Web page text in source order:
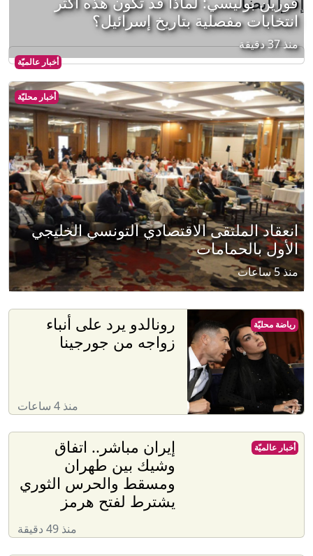
أخبار عالميّة
انتخابات مفصلية بتاريخ إسرائيل؟
منذ 37 دقيقة
أخبار محليّة
انعقاد الملتقى الاقتصادي التونسي الخليجي
الأول بالحمامات
منذ 5 ساعات
رونالدو يرد على أنباء
زواجه من جورجينا
منذ 4 ساعات
رياضة محليّة
إيران مباشر.. اتفاق
وشيك بين طهران
ومسقط والحرس الثوري
يشترط لفتح هرمز
منذ 49 دقيقة
أخبار عالميّة